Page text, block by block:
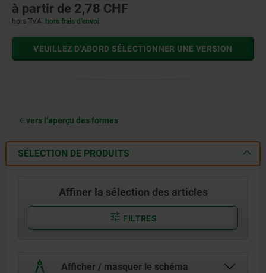
à partir de 2,78 CHF
hors TVA hors frais d’envoi
VEUILLEZ D’ABORD SÉLECTIONNER UNE VERSION
vers l’aperçu des formes
SÉLECTION DE PRODUITS
Affiner la sélection des articles
FILTRES
Afficher / masquer le schéma